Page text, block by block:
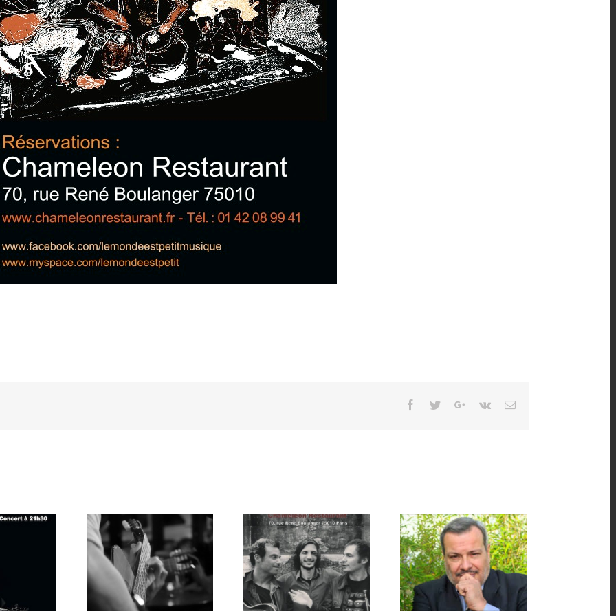
Facebook
TwitterGoogle+
Vk Email
Dîner concert Jazz Funk
Judrilex 2 nov 13
Critique Perico Legasse
Marianne du Chameleon
restaurant